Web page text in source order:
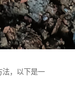
法，以下是一